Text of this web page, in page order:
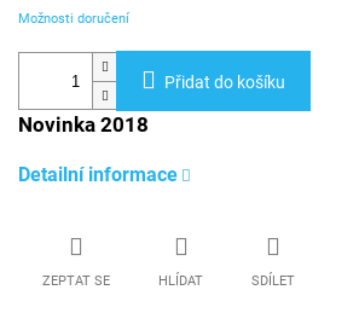
Možnosti doručení
Přidat do košíku
Novinka 2018
Detailní informace
ZEPTAT SE HLÍDAT SDÍLET